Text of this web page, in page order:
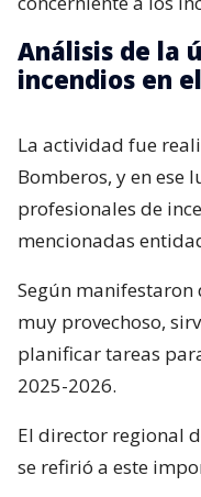
Análisis de la
incendios en
La actividad fue
Bomberos, y en ese
profesionales de
mencionadas
Según manifestaron
muy provechoso,
planificar tareas
2025-2026.
El director regional
se refirió a este